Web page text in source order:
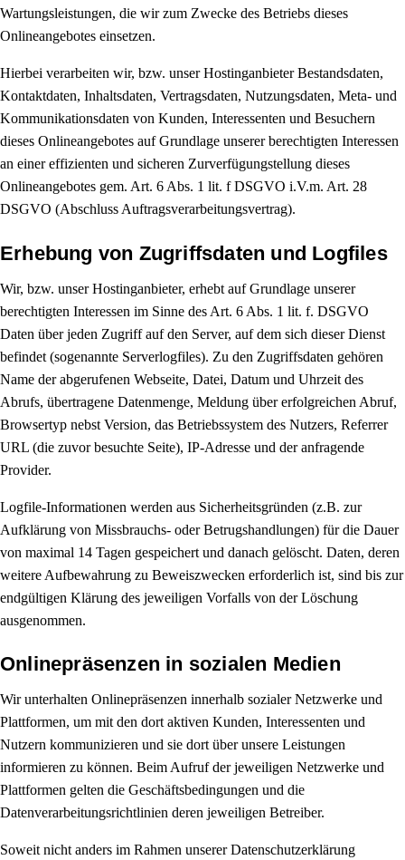
Wartungsleistungen, die wir zum Zwecke des Betriebs dieses
Onlineangebotes einsetzen.
Hierbei verarbeiten wir, bzw. unser Hostinganbieter Bestandsdaten,
Kontaktdaten, Inhaltsdaten, Vertragsdaten, Nutzungsdaten, Meta- und
Kommunikationsdaten von Kunden, Interessenten und Besuchern
dieses Onlineangebotes auf Grundlage unserer berechtigten Interessen
an einer effizienten und sicheren Zurverfügungstellung dieses
Onlineangebotes gem. Art. 6 Abs. 1 lit. f DSGVO i.V.m. Art. 28
DSGVO (Abschluss Auftragsverarbeitungsvertrag).
Erhebung von Zugriffsdaten und Logfiles
Wir, bzw. unser Hostinganbieter, erhebt auf Grundlage unserer
berechtigten Interessen im Sinne des Art. 6 Abs. 1 lit. f. DSGVO
Daten über jeden Zugriff auf den Server, auf dem sich dieser Dienst
befindet (sogenannte Serverlogfiles). Zu den Zugriffsdaten gehören
Name der abgerufenen Webseite, Datei, Datum und Uhrzeit des
Abrufs, übertragene Datenmenge, Meldung über erfolgreichen Abruf,
Browsertyp nebst Version, das Betriebssystem des Nutzers, Referrer
URL (die zuvor besuchte Seite), IP-Adresse und der anfragende
Provider.
Logfile-Informationen werden aus Sicherheitsgründen (z.B. zur
Aufklärung von Missbrauchs- oder Betrugshandlungen) für die Dauer
von maximal 14 Tagen gespeichert und danach gelöscht. Daten, deren
weitere Aufbewahrung zu Beweiszwecken erforderlich ist, sind bis zur
endgültigen Klärung des jeweiligen Vorfalls von der Löschung
ausgenommen.
Onlinepräsenzen in sozialen Medien
Wir unterhalten Onlinepräsenzen innerhalb sozialer Netzwerke und
Plattformen, um mit den dort aktiven Kunden, Interessenten und
Nutzern kommunizieren und sie dort über unsere Leistungen
informieren zu können. Beim Aufruf der jeweiligen Netzwerke und
Plattformen gelten die Geschäftsbedingungen und die
Datenverarbeitungsrichtlinien deren jeweiligen Betreiber.
Soweit nicht anders im Rahmen unserer Datenschutzerklärung